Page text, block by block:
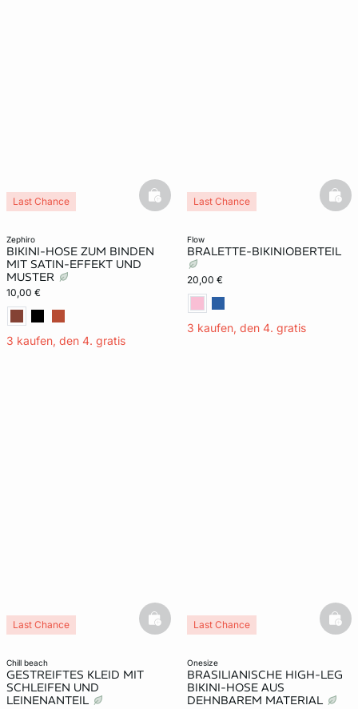
zephiro
BIKINI-HOSE ZUM BINDEN
MIT SATIN-EFFEKT UND
MUSTER
10,00 €
3 kaufen, den 4. gratis
Last Chance basketfull
flow
BRALETTE-BIKINIOBERTEIL
20,00 €
3 kaufen, den 4. gratis
Last Chance
chill beach
GESTREIFTES KLEID MIT
SCHLEIFEN UND
LEINENANTEIL
Last Chance basketfull
onesize
BRASILIANISCHE HIGH-LEG
BIKINI-HOSE AUS
DEHNBAREM MATERIAL
Last Chance